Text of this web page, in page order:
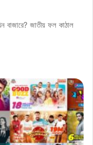
জাতীয় ফল কাঠাল